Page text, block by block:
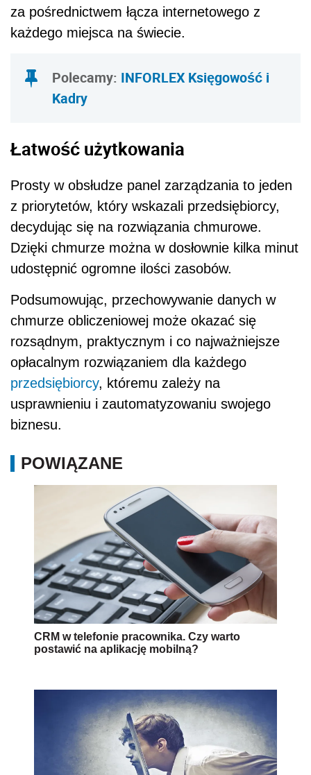
za pośrednictwem łącza internetowego z
każdego miejsca na świecie.
Polecamy: INFORLEX Księgowość i
Kadry
Łatwość użytkowania
Prosty w obsłudze panel zarządzania to jeden
z priorytetów, który wskazali przedsiębiorcy,
decydując się na rozwiązania chmurowe.
Dzięki chmurze można w dosłownie kilka minut
udostępnić ogromne ilości zasobów.
Podsumowując, przechowywanie danych w
chmurze obliczeniowej może okazać się
rozsądnym, praktycznym i co najważniejsze
opłacalnym rozwiązaniem dla każdego
przedsiębiorcy, któremu zależy na
usprawnieniu i zautomatyzowaniu swojego
biznesu.
POWIĄZANE
CRM w telefonie pracownika. Czy warto
postawić na aplikację mobilną?